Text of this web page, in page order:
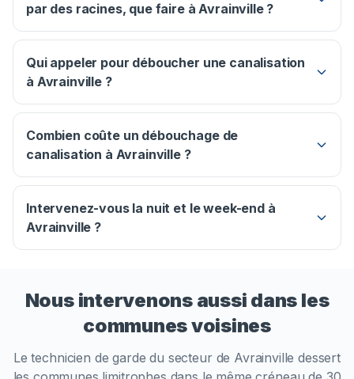
par des racines, que faire à Avrainville ?
Qui appeler pour déboucher une canalisation
à Avrainville ?
Combien coûte un débouchage de
canalisation à Avrainville ?
Intervenez-vous la nuit et le week-end à
Avrainville ?
Nous intervenons aussi dans les
communes voisines
Le technicien de garde du secteur de Avrainville dessert